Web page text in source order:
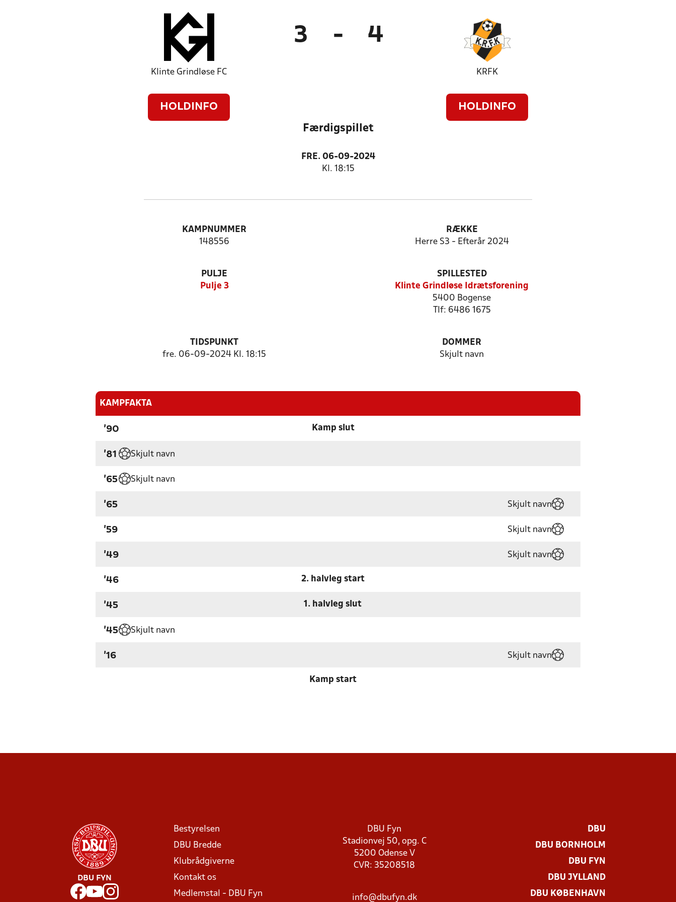
Klinte Grindløse FC
HOLDINFO
3 - 4
KRFK
HOLDINFO
Færdigspillet
FRE. 06-09-2024
Kl. 18:15
KAMPNUMMER
148556
RÆKKE
Herre S3 - Efterår 2024
PULJE
Pulje 3
SPILLESTED
Klinte Grindløse Idrætsforening
5400 Bogense
Tlf: 6486 1675
TIDSPUNKT
fre. 06-09-2024 Kl. 18:15
DOMMER
Skjult navn
KAMPFAKTA
'90 Kamp slut
'81 Skjult navn
'65 Skjult navn
'65 Skjult navn
'59 Skjult navn
'49 Skjult navn
'46 2. halvleg start
'45 1. halvleg slut
'45 Skjult navn
'16 Skjult navn
Kamp start
DBU FYN
Bestyrelsen
DBU Bredde
Klubrådgiverne
Kontakt os
Medlemstal - DBU Fyn
DBU Fyn
Stadionvej 50, opg. C
5200 Odense V
CVR: 35208518
info@dbufyn.dk
DBU
DBU BORNHOLM
DBU FYN
DBU JYLLAND
DBU KØBENHAVN